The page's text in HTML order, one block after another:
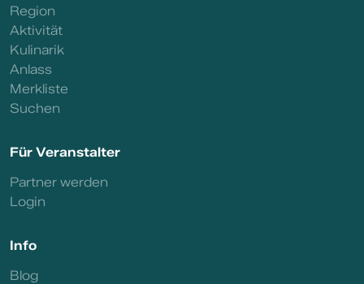
Region
Aktivität
Kulinarik
Anlass
Merkliste
Suchen
Für Veranstalter
Partner werden
Login
Info
Blog